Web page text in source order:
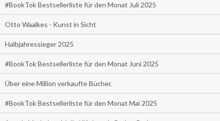
#BookTok Bestsellerliste für den Monat Juli 2025
Otto Waalkes - Kunst in Sicht
Halbjahressieger 2025
#BookTok Bestsellerliste für den Monat Juni 2025
Über eine Million verkaufte Bücher.
#BookTok Bestsellerliste für den Monat Mai 2025